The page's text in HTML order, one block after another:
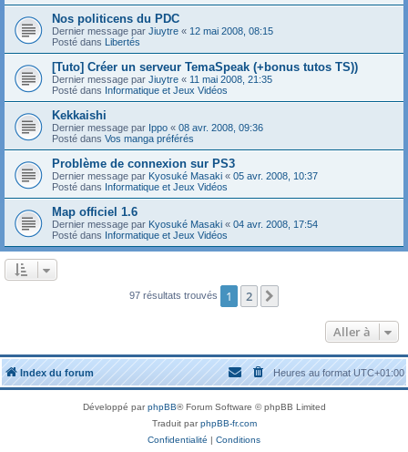
Nos politicens du PDC
Dernier message par Jiuytre « 12 mai 2008, 08:15
Posté dans Libertés
[Tuto] Créer un serveur TemaSpeak (+bonus tutos TS))
Dernier message par Jiuytre « 11 mai 2008, 21:35
Posté dans Informatique et Jeux Vidéos
Kekkaishi
Dernier message par Ippo « 08 avr. 2008, 09:36
Posté dans Vos manga préférés
Problème de connexion sur PS3
Dernier message par Kyosuké Masaki « 05 avr. 2008, 10:37
Posté dans Informatique et Jeux Vidéos
Map officiel 1.6
Dernier message par Kyosuké Masaki « 04 avr. 2008, 17:54
Posté dans Informatique et Jeux Vidéos
97 résultats trouvés 1 2
Aller à
Index du forum Heures au formatUTC+01:00
Développé parphpBB® Forum Software © phpBB Limited
Traduit parphpBB-fr.com
Confidentialité | Conditions